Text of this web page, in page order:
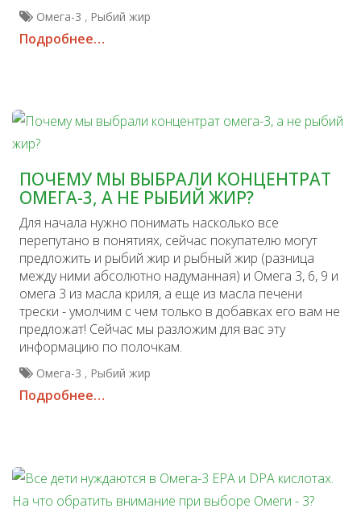
Омега-3 , Рыбий жир
Подробнее…
ПОЧЕМУ МЫ ВЫБРАЛИ КОНЦЕНТРАТ
ОМЕГА-3, А НЕ РЫБИЙ ЖИР?
Для начала нужно понимать насколько все
перепутано в понятиях, сейчас покупателю могут
предложить и рыбий жир и рыбный жир (разница
между ними абсолютно надуманная) и Омега 3, 6, 9 и
омега 3 из масла криля, а еще из масла печени
трески - умолчим с чем только в добавках его вам не
предложат! Сейчас мы разложим для вас эту
информацию по полочкам.
Омега-3 , Рыбий жир
Подробнее…